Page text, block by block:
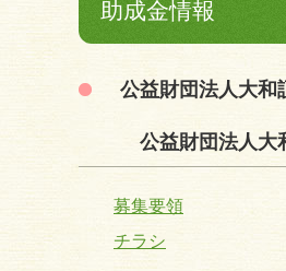
助成金情報
公益財団法人大和
公益財団法人大和
募集要領
チラシ